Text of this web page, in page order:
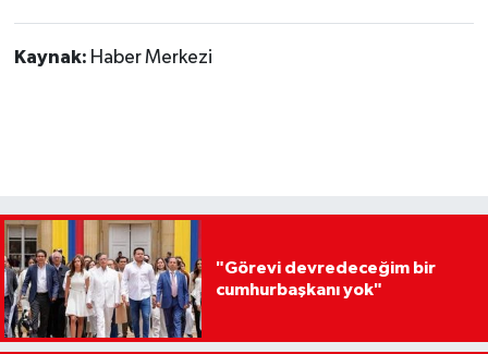
Kaynak: Haber Merkezi
"Görevi devredeceğim bir
cumhurbaşkanı yok"